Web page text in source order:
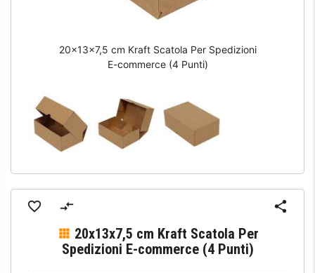
20x13x7,5 cm Kraft Scatola Per Spedizioni
E-commerce (4 Punti)
20x13x7,5 cm Kraft Scatola Per
Spedizioni E-commerce (4 Punti)